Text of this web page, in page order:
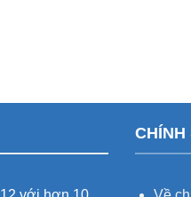
CHÍNH